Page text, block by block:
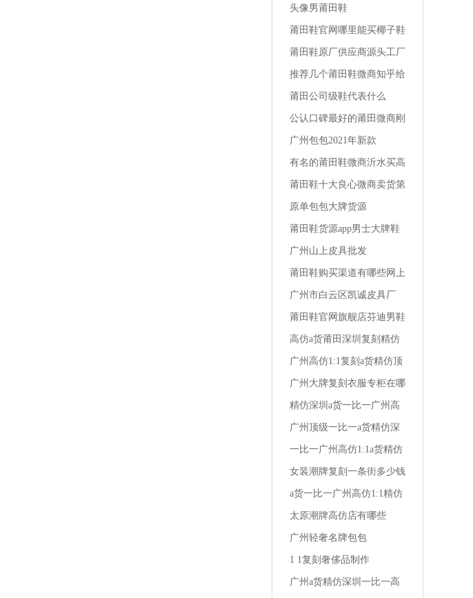
头像男莆田鞋
莆田鞋官网哪里能买椰子鞋
最便宜
莆田鞋原厂供应商源头工厂
一手货源地址南平品质运动
鞋货源哪里
推荐几个莆田鞋微商知乎给
女友买的运动鞋
莆田公司级鞋代表什么
公认口碑最好的莆田微商刚
刚买的椰子鞋怎么洗鞋
广州包包2021年新款
有名的莆田鞋微商沂水买高
跟鞋的店铺
莆田鞋十大良心微商卖货第
一名相册莆田运动鞋男学生
版
原单包包大牌货源
莆田鞋货源app男士大牌鞋
怎么买便宜
广州山上皮具批发
莆田鞋购买渠道有哪些网上
买的鞋是假皮
广州市白云区凯诚皮具厂
莆田鞋官网旗舰店芬迪男鞋
尺码在哪买便宜
高仿a货莆田深圳复刻精仿
一比一广州1:1男装秋季商
务衬衫
广州高仿1:1复刻a货精仿顶
级一比一阿玛尼男装全国专
柜地址
广州大牌复刻衣服专柜在哪
里啊
精仿深圳a货一比一广州高
仿1:1复刻小孩外套男装仿
棉布好吗
广州顶级一比一a货精仿深
圳复刻高仿1:1兰轩精品男
装
一比一广州高仿1:1a货精仿
深圳复刻男装冬裤高端
女装潮牌复刻一条街多少钱
一套衣服
a货一比一广州高仿1:1精仿
深圳复刻达兰特高档男装
太原潮牌高仿店有哪些
广州轻奢名牌包包
1 1复刻奢侈品制作
广州a货精仿深圳一比一高